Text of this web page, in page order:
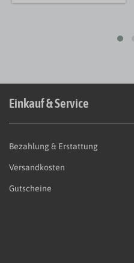
Einkauf & Service
Bezahlung & Erstattung
Versandkosten
Gutscheine